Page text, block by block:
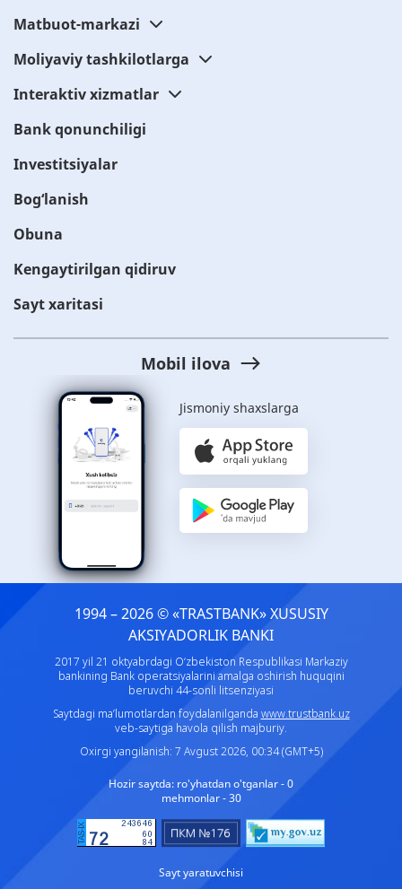
Matbuot-markazi
Moliyaviy tashkilotlarga
Interaktiv xizmatlar
Bank qonunchiligi
Investitsiyalar
Bog‘lanish
Obuna
Kengaytirilgan qidiruv
Sayt xaritasi
Mobil ilova
Jismoniy shaxslarga
1994 – 2026 © «TRASTBANK» ХUSUSIY
AKSIYADORLIK BANKI
2017 yil 21 oktyabrdagi O‘zbekiston Respublikasi Markaziy
bankining Bank operatsiyalarini amalga oshirish huquqini
beruvchi 44-sonli litsenziyasi
Saytdagi ma’lumotlardan foydalanilganda www.trustbank.uz
veb-saytiga havola qilish majburiy.
Oxirgi yangilanish: 7 Avgust 2026, 00:34 (GMT+5)
Hozir saytda: ro'yhatdan o'tganlar - 0
mehmonlar - 30
Sayt yaratuvchisi